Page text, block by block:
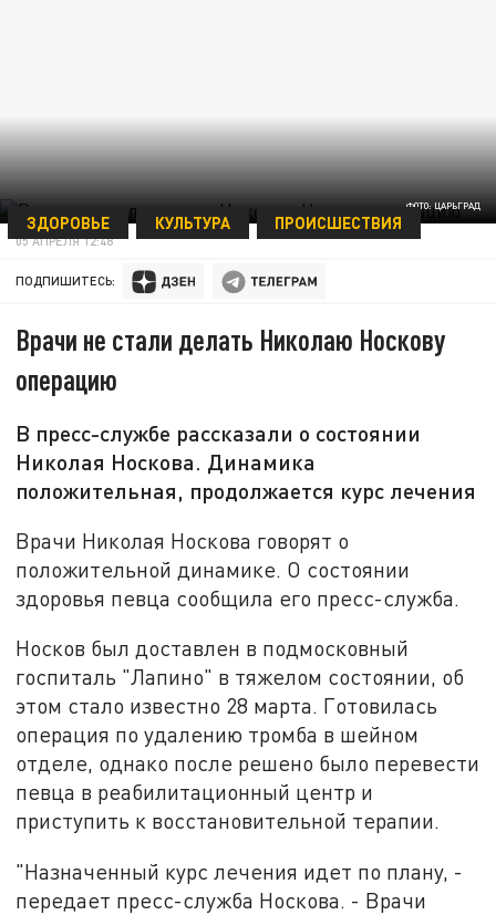
ФОТО: ЦАРЬГРАД
ЗДОРОВЬЕ КУЛЬТУРА ПРОИСШЕСТВИЯ
05 АПРЕЛЯ 12:48
ПОДПИШИТЕСЬ:
Врачи не стали делать Николаю Носкову
операцию
В пресс-службе рассказали о состоянии
Николая Носкова. Динамика
положительная, продолжается курс лечения
Врачи Николая Носкова говорят о
положительной динамике. О состоянии
здоровья певца сообщила его пресс-служба.
Носков был доставлен в подмосковный
госпиталь "Лапино" в тяжелом состоянии, об
этом стало известно 28 марта. Готовилась
операция по удалению тромба в шейном
отделе, однако после решено было перевести
певца в реабилитационный центр и
приступить к восстановительной терапии.
"Назначенный курс лечения идет по плану, -
передает пресс-служба Носкова. - Врачи